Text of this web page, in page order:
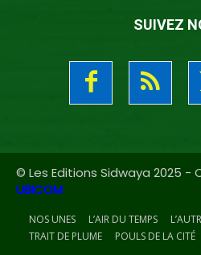
SUIVEZ
© Les Editions Sidwaya 2025 -
UBICOM
NOS UNES L’AIR DU TEMPS
TRAIT DE PLUME
POULS DE LA CITÉ